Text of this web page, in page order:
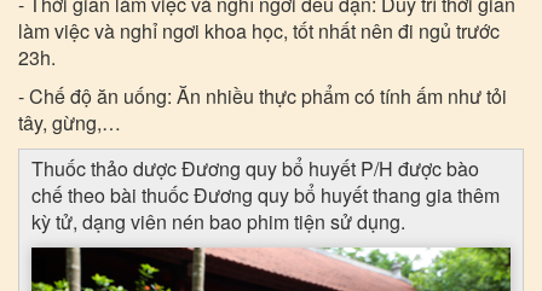
làm việc và nghỉ ngơi khoa học, tốt nhất nên đi ngủ trước
23h.
- Chế độ ăn uống: Ăn nhiều thực phẩm có tính ấm như tỏi
tây, gừng,…
Thuốc thảo dược Đương quy bổ huyết P/H được bào
chế theo bài thuốc Đương quy bổ huyết thang gia thêm
kỳ tử, dạng viên nén bao phim tiện sử dụng.